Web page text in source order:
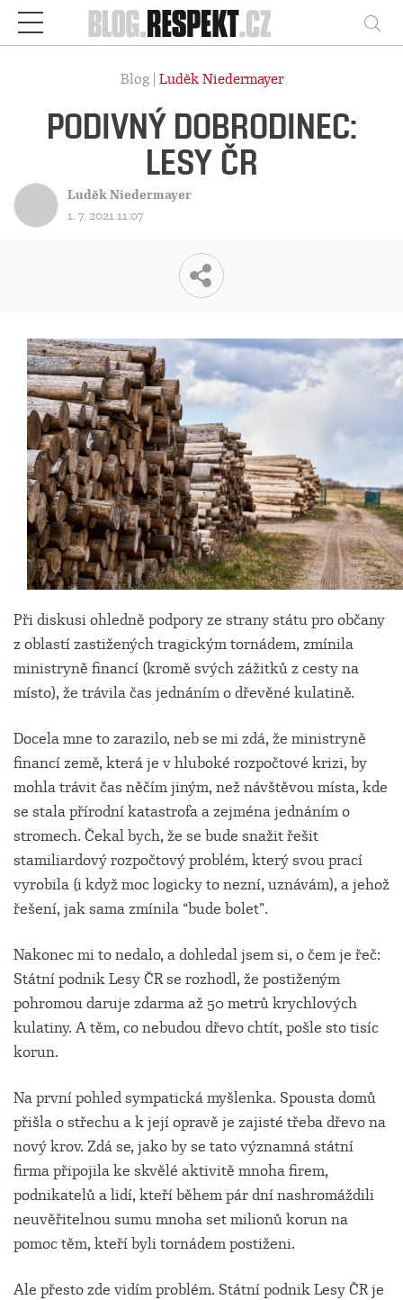
Respekt
Blog | Luděk Niedermayer
PODIVNÝ DOBRODINEC:
LESY ČR
Luděk Niedermayer
1. 7. 2021 11:07
Při diskusi ohledně podpory ze strany státu pro občany
z oblastí zastižených tragickým tornádem, zmínila
ministryně financí (kromě svých zážitků z cesty na
místo), že trávila čas jednáním o dřevěné kulatině.
Docela mne to zarazilo, neb se mi zdá, že ministryně
financí země, která je v hluboké rozpočtové krizi, by
mohla trávit čas něčím jiným, než návštěvou místa, kde
se stala přírodní katastrofa a zejména jednáním o
stromech. Čekal bych, že se bude snažit řešit
stamiliardový rozpočtový problém, který svou prací
vyrobila (i když moc logicky to nezní, uznávám), a jehož
řešení, jak sama zmínila “bude bolet”.
Nakonec mi to nedalo, a dohledal jsem si, o čem je řeč:
Státní podnik Lesy ČR se rozhodl, že postiženým
pohromou daruje zdarma až 50 metrů krychlových
kulatiny. A těm, co nebudou dřevo chtít, pošle sto tisíc
korun.
Na první pohled sympatická myšlenka. Spousta domů
přišla o střechu a k její opravě je zajisté třeba dřevo na
nový krov. Zdá se, jako by se tato významná státní
firma připojila ke skvělé aktivitě mnoha firem,
podnikatelů a lidí, kteří během pár dní nashromáždili
neuvěřitelnou sumu mnoha set milionů korun na
pomoc těm, kteří byli tornádem postiženi.
Ale přesto zde vidím problém. Státní podnik Lesy ČR je